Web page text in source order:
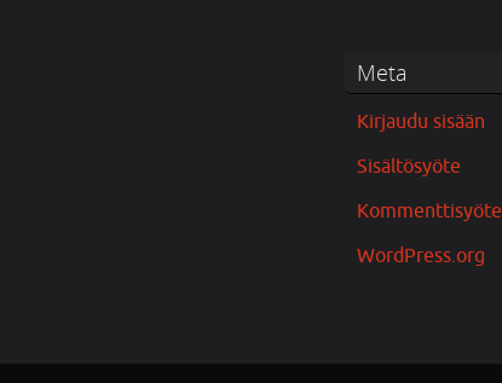
Meta
Kirjaudu sisään
Sisältösyöte
Kommenttisyöte
WordPress.org